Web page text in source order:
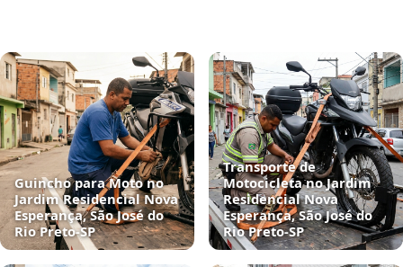
Guincho para Moto no
Jardim Residencial Nova
Esperança, São José do
Rio Preto‑SP
Transporte de
Motocicleta no Jardim
Residencial Nova
Esperança, São José do
Rio Preto‑SP